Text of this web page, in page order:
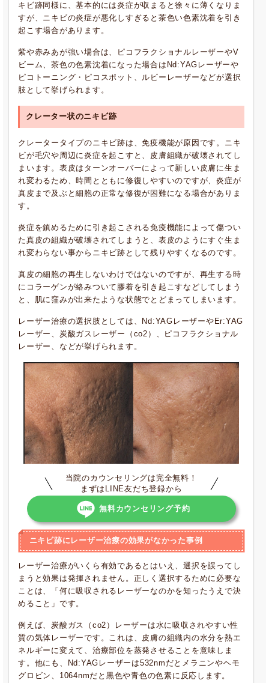
キビ跡同様に、基本的には炎症が収まると徐々に薄くなりま
すが、ニキビの炎症が悪化しすぎると茶色い色素沈着を引き
起こす場合があります。
紫や赤みあが強い場合は、ピコフラクショナルレーザーやV
ビーム、茶色の色素沈着になった場合はNd:YAGレーザーや
ピコトーニング・ピコスポット、ルビーレーザーなどが選択
肢として挙げられます。
クレーター状のニキビ跡
クレータータイプのニキビ跡は、免疫機能が原因です。ニキ
ビが毛穴や周辺に炎症を起こすと、皮膚組織が破壊されてし
まいます。表皮はターンオーバーによって新しい皮膚に生ま
れ変わるため、時間とともに修復しやすいのですが、炎症が
真皮まで及ぶと細胞の正常な修復が困難になる場合がありま
す。
炎症を鎮めるために引き起こされる免疫機能によって傷つい
た真皮の組織が破壊されてしまうと、表皮のようにすぐ生ま
れ変わらない事からニキビ跡として残りやすくなるのです。
真皮の細胞の再生しないわけではないのですが、再生する時
にコラーゲンが絡みついて膠着を引き起こすなどしてしまう
と、肌に窪みが出来たような状態でとどまってしまいます。
レーザー治療の選択肢としては、Nd:YAGレーザーやEr:YAG
レーザー、炭酸ガスレーザー（co2）、ピコフラクショナル
レーザー、などが挙げられます。
当院のカウンセリングは完全無料！
まずはLINE友だち登録から
無料カウンセリング予約
ニキビ跡にレーザー治療の効果がなかった事例
レーザー治療がいくら有効であるとはいえ、選択を誤ってし
まうと効果は発揮されません。正しく選択するために必要な
ことは、「何に吸収されるレーザーなのかを知ったうえで決
めること」です。
例えば、炭酸ガス（co2）レーザーは水に吸収されやすい性
質の気体レーザーです。これは、皮膚の組織内の水分を熱エ
ネルギーに変えて、治療部位を蒸発させることを意味しま
す。他にも、Nd:YAGレーザーは532nmだとメラニンやヘモ
グロビン、1064nmだと黒色や青色の色素に反応します。